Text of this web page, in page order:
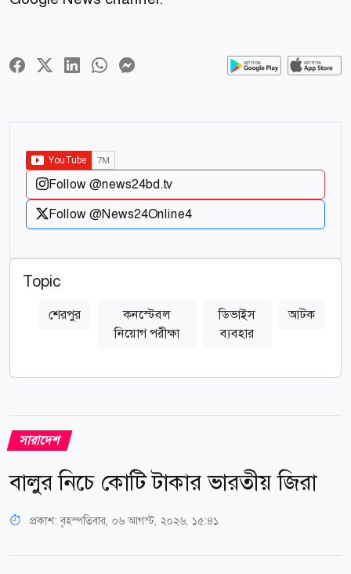
Follow @news24bd.tv
Follow @News24Online4
Topic
শেরপুর
কনস্টেবল
নিয়োগ পরীক্ষা
ডিভাইস
ব্যবহার
আটক
সারাদেশ
বালুর নিচে কোটি টাকার ভারতীয় জিরা
প্রকাশ:বৃহস্পতিবার, ০৬ আগস্ট, ২০২৬, ১৫:৪১